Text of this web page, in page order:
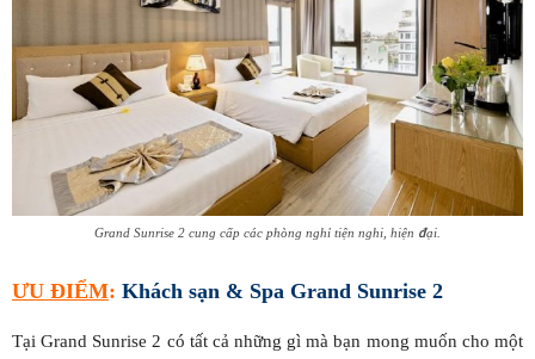
Grand Sunrise 2 cung cấp các phòng nghỉ tiện nghi, hiện đại.
ƯU ĐIỂM: Khách sạn & Spa Grand Sunrise 2
Tại Grand Sunrise 2 có tất cả những gì mà bạn mong muốn cho một